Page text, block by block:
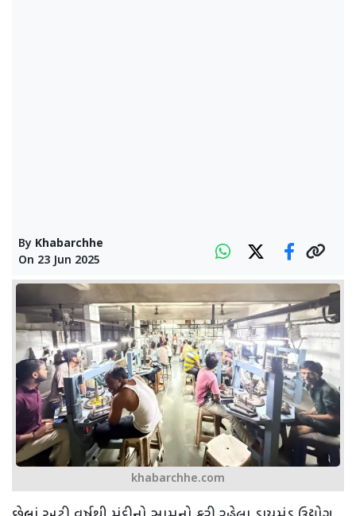
By Khabarchhe
On 23 Jun 2025
khabarchhe.com